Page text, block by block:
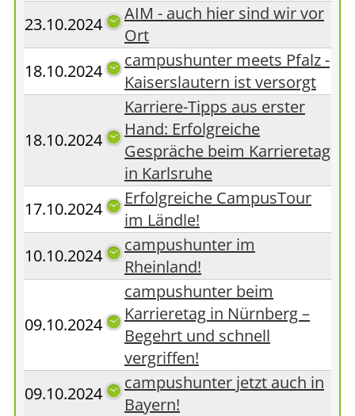
23.10.2024
AIM - auch hier sind wir vor
Ort
18.10.2024
campushunter meets Pfalz -
Kaiserslautern ist versorgt
18.10.2024
Karriere-Tipps aus erster
Hand: Erfolgreiche
Gespräche beim Karrieretag
in Karlsruhe
17.10.2024
Erfolgreiche CampusTour
im Ländle!
10.10.2024
campushunter im
Rheinland!
09.10.2024
campushunter beim
Karrieretag in Nürnberg –
Begehrt und schnell
vergriffen!
09.10.2024
campushunter jetzt auch in
Bayern!